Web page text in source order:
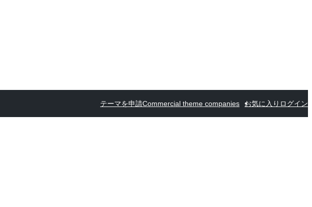
テーマを申請Commercial theme companies お気に入り ログイン